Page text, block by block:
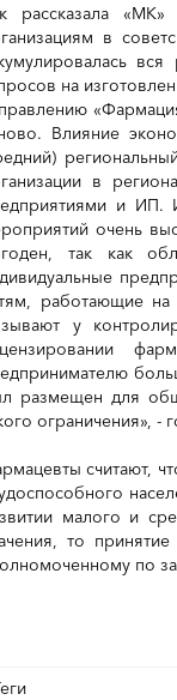
рассказала
в
на
Влияние
в
и ИП.
очень
так как
работающие
у
размещен для
ограничения», -
считают,
малого и
то
по